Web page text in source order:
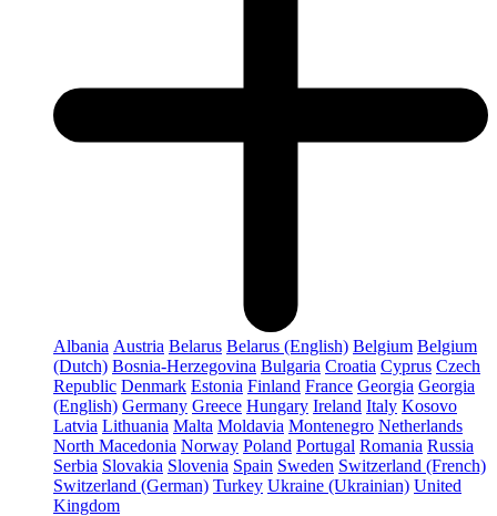
Albania Austria Belarus Belarus (English) Belgium Belgium
(Dutch) Bosnia-Herzegovina Bulgaria Croatia Cyprus Czech
Republic Denmark Estonia Finland France Georgia Georgia
(English) Germany Greece Hungary Ireland Italy Kosovo
Latvia Lithuania Malta Moldavia Montenegro Netherlands
North Macedonia Norway Poland Portugal Romania Russia
Serbia Slovakia Slovenia Spain Sweden Switzerland (French)
Switzerland (German) Turkey Ukraine (Ukrainian) United
Kingdom